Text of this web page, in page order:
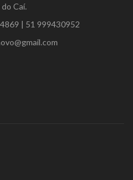
Caí.
| 51 999430952